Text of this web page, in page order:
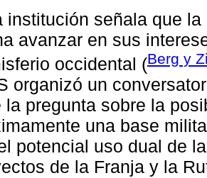
institución señala que
avanzar en sus
occidental (Berg y
organizó un
la pregunta sobre la
una base
potencial uso dual de
de la Franja y la